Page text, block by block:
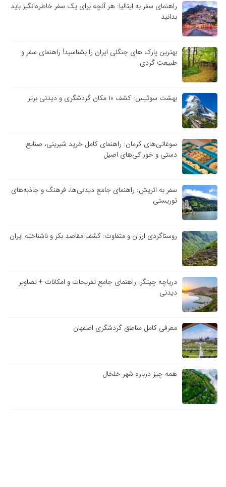
راهنمای سفر به ایتالیا: هر آنچه برای یک سفر خاطره‌انگیز باید
بدانید
بهترین پارک های جنگلی ایران را بشناسید! راهنمای سفر و
طبیعت گردی
بهشت سوئیس: کشف ۱۰ مکان گردشگری و دیدنی برتر
سوغاتی‌های کرمان: راهنمای کامل خرید شیرینی، صنایع
دستی و خوراکی‌های اصیل
سفر به اتریش: راهنمای جامع دیدنی‌ها، فرهنگ و جاذبه‌های
توریستی
روستاگردی ارزان و متفاوت: کشف مقاصد بکر و ناشناخته ایران
دریاچه چیتگر: راهنمای جامع تفریحات و امکانات + تصاویر
دیدنی
معرفی کامل مناطق گردشگری اصفهان
همه چیز درباره شهر خلخال